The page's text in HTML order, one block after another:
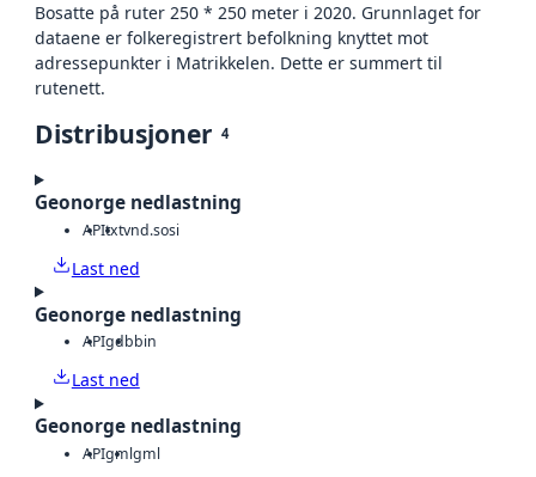
Bosatte på ruter 250 * 250 meter i 2020. Grunnlaget for
dataene er folkeregistrert befolkning knyttet mot
adressepunkter i Matrikkelen. Dette er summert til
rutenett.
Distribusjoner 4
Geonorge nedlastning
APItxtvnd.sosi
Last ned
Geonorge nedlastning
APIgdbbin
Last ned
Geonorge nedlastning
APIgmlgml